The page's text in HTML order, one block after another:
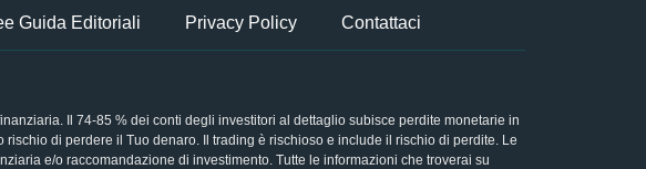
Guida Editoriali Privacy Policy Contattaci
Il 74-85 % dei conti degli investitori al dettaglio subisce perdite monetarie in
di perdere il Tuo denaro. Il trading è rischioso e include il rischio di perdite. Le
e/o raccomandazione di investimento. Tutte le informazioni che troverai su